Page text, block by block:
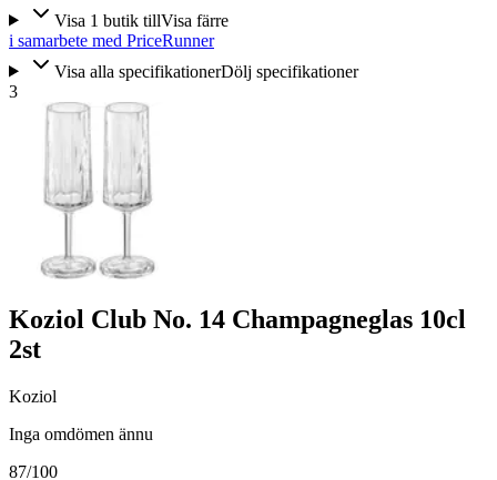
Visa 1 butik tillVisa färre
i samarbete med PriceRunner
Visa alla specifikationerDölj specifikationer
3
Koziol Club No. 14 Champagneglas 10cl
2st
Koziol
Inga omdömen ännu
87/100